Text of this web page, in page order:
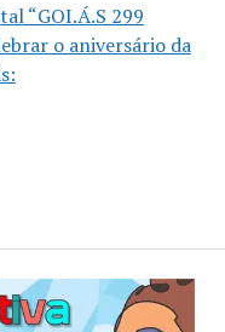
“GOI.Á.S 299
o aniversário da